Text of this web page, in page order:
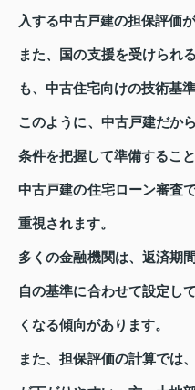
入する中古戸建の担保評価
また、国の支援を受けられ
も、中古住宅向けの技術基
このように、中古戸建だか
条件を把握して準備すること
中古戸建の住宅ローン審査
重視されます。
多くの金融機関は、返済期
自の基準に合わせて設定し
くなる傾向があります。
また、担保評価の計算では